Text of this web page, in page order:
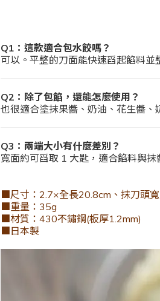
Q1：這款適合包水餃嗎？
可以。平整的刀面能快速舀起餡料
Q2：除了包餡，還能怎麼使用？
也很適合塗抹果醬、奶油、花生醬、
Q3：兩端大小有什麼差別？
寬面約可舀取 1 大匙，適合餡料與
■尺寸：2.7×全長20.8cm、抹刀頭
■重量：35g
■材質：430不鏽鋼(板厚1.2mm)
■日本製